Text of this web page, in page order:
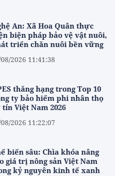
An: Xã Hoa Quân thực
biện pháp bảo vệ vật nuôi,
triển chăn nuôi bền vững
2026 11:41:38
thăng hạng trong Top 10
ty bảo hiểm phi nhân thọ
tín Việt Nam 2026
2026 11:22:07
biến sâu: Chìa khóa nâng
giá trị nông sản Việt Nam
kỷ nguyên kinh tế xanh